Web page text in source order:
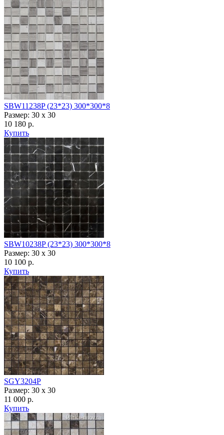
SBW11238P (23*23) 300*300*8
Размер: 30 x 30
10 180 р.
Купить
SBW10238P (23*23) 300*300*8
Размер: 30 x 30
10 100 р.
Купить
SGY3204P
Размер: 30 х 30
11 000 р.
Купить